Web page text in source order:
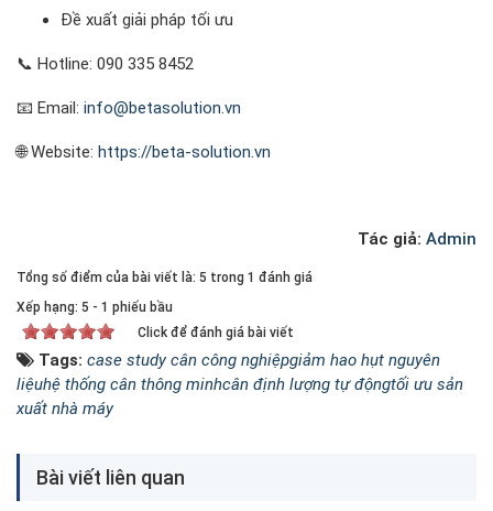
Đề xuất giải pháp tối ưu
📞 Hotline: 090 335 8452
📧 Email: info@betasolution.vn
🌐 Website: https://beta-solution.vn
Tác giả: Admin
Tổng số điểm của bài viết là: 5 trong 1 đánh giá
Xếp hạng: 5 - 1 phiếu bầu
Click để đánh giá bài viết
Tags: case study cân công nghiệpgiảm hao hụt nguyên
liệuhệ thống cân thông minhcân định lượng tự độngtối ưu sản
xuất nhà máy
Bài viết liên quan